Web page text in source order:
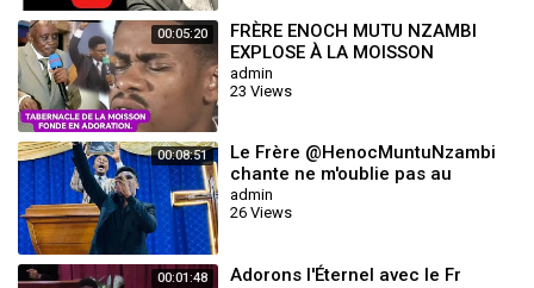
00:05:20
FRÈRE ENOCH MUTU NZAMBI
EXPLOSE À LA MOISSON
TABERNACLE
admin
23 Views
00:08:51
Le Frère @HenocMuntuNzambi
chante ne m'oublie pas au
Sublime Tab du Rev. Grâce
MUTOMBO.
admin
26 Views
00:01:48
Adorons l'Éternel avec le Fr